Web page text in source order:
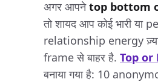
अगर आपनेtop bottom
तो शायद आप कोई भारी
relationship energy
frame से बाहर है. Top
बनाया गया है: 10